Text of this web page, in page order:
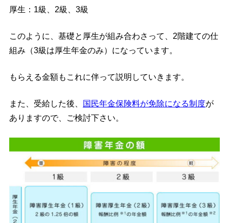
厚生：1級、2級、3級
このように、基礎と厚生が組み合わさって、2階建ての仕
組み（3級は厚生年金のみ）になっています。
もらえる金額もこれに伴って説明していきます。
また、受給した後、 国民年金保険料が免除になる制度が
ありますので、ご検討下さい。